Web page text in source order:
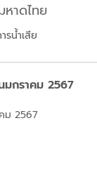
หาดไทย
รน้ำเสีย
มกราคม 2567
ม 2567